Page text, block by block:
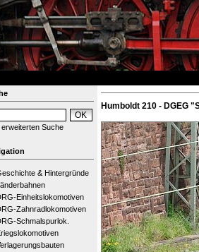
Suche
& Hintergründe
Einheitslokomotiven
Zahnradlokomotiven
Schmalspurlok.
Humboldt 210 - DGEG